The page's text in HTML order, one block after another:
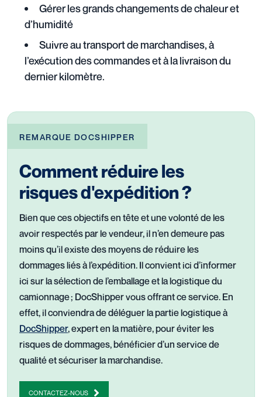
Gérer les grands changements de chaleur et
d’humidité
Suivre au transport de marchandises, à
l’exécution des commandes et à la livraison du
dernier kilomètre.
REMARQUE DOCSHIPPER
Comment réduire les
risques d'expédition ?
Bien que ces objectifs en tête et une volonté de les
avoir respectés par le vendeur, il n’en demeure pas
moins qu’il existe des moyens de réduire les
dommages liés à l’expédition. Il convient ici d’informer
ici sur la sélection de l’emballage et la logistique du
camionnage ; DocShipper vous offrant ce service. En
effet, il conviendra de déléguer la partie logistique à
DocShipper, expert en la matière, pour éviter les
risques de dommages, bénéficier d’un service de
qualité et sécuriser la marchandise.
CONTACTEZ-NOUS